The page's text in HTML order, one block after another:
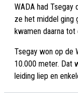
WADA had
ze het middel ging
kwamen daarna tot
Tsegay won op de
10.000 meter. Dat
leiding liep en